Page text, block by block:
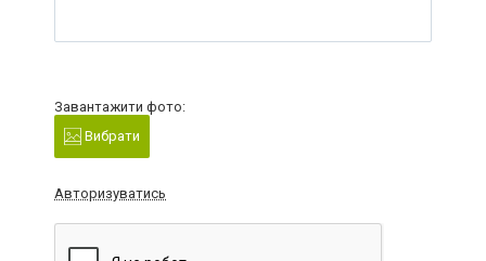
Завантажити фото:
Вибрати
Авторизуватись